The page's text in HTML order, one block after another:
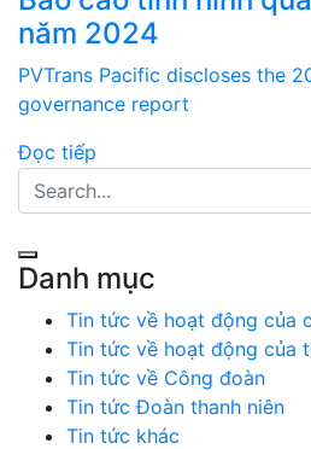
năm 2024
PVTrans Pacific discloses the
governance report
Đọc tiếp
Danh mục
Tin tức về hoạt động của
Tin tức về hoạt động của
Tin tức về Công đoàn
Tin tức Đoàn thanh niên
Tin tức khác